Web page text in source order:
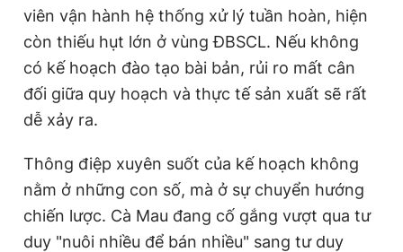
viên vận hành hệ thống xử lý tuần hoàn, hiện
còn thiếu hụt lớn ở vùng ĐBSCL. Nếu không
có kế hoạch đào tạo bài bản, rủi ro mất cân
đối giữa quy hoạch và thực tế sản xuất sẽ rất
dễ xảy ra.
Thông điệp xuyên suốt của kế hoạch không
nằm ở những con số, mà ở sự chuyển hướng
chiến lược. Cà Mau đang cố gắng vượt qua tư
duy "nuôi nhiều để bán nhiều" sang tư duy